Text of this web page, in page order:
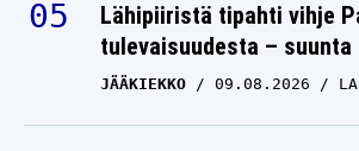
Lähipiiristä tipahti vihje
tulevaisuudesta – suunta
JÄÄKIEKKO 09.08.2026